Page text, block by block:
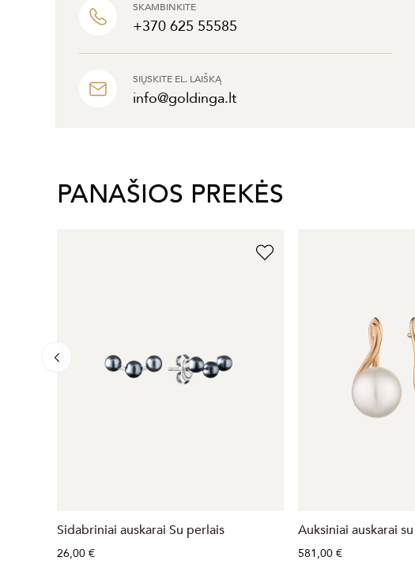
SKAMBINKITE
+370 625 55585
SIŲSKITE EL. LAIŠKĄ
info@goldinga.lt
PANAŠIOS PREKĖS
Sidabriniai auskarai Su perlais
26,00 €
Auksiniai auskarai
581,00 €